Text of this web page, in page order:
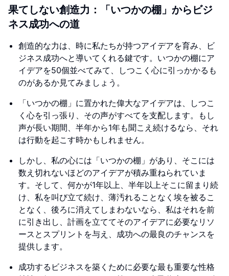
果てしない創造力：「いつかの棚」からビジ
ネス成功への道
創造的な力は、時に私たちが持つアイデアを育み、ビ
ジネス成功へと導いてくれる鍵です。いつかの棚にア
イデアを50個並べてみて、しつこく心に引っかかるも
のがあるか見てみましょう。
「いつかの棚」に置かれた偉大なアイデアは、しつこ
く心を引っ張り、その声がすべてを支配します。もし
声が長い期間、半年から1年も聞こえ続けるなら、それ
は行動を起こす時かもしれません。
しかし、私の心には「いつかの棚」があり、そこには
数え切れないほどのアイデアが積み重ねられていま
す。そして、何かが1年以上、半年以上そこに留まり続
け、私を叫び立て続け、薄汚れることなく埃を被るこ
となく、後ろに消えてしまわないなら、私はそれを前
に引き出し、計画を立ててそのアイデアに必要なリソ
ースとスプリントを与え、成功への最良のチャンスを
提供します。
成功するビジネスを築くために必要な最も重要な性格